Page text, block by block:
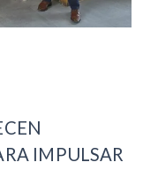
IMPULSAR